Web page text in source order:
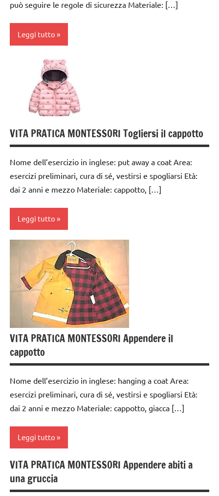
ARTICOLI
PRATICA
può seguire le regole di sicurezza Materiale: […]
Leggi tutto
DIDATTICA
TUTTI GLI
ARGOMENTI
vestirsi
VITA
PRATICA
VITA PRATICA MONTESSORI Togliersi il cappotto
Nome dell’esercizio in inglese: put away a coat Area:
esercizi preliminari, cura di sé, vestirsi e spogliarsi Età:
dai 2 anni e mezzo Materiale: cappotto, […]
Leggi tutto
anni
GUIDA
DIDATTICA
MONTESSORI
TUTTI GLI
ARGOMENTI
PER ETA'
TUTTI GLI
ARTICOLI
e
svestirsi
VITA
PRATICA
VITA PRATICA MONTESSORI Appendere il
cappotto
Nome dell’esercizio in inglese: hanging a coat Area:
esercizi preliminari, cura di sé, vestirsi e spogliarsi Età:
dai 2 anni e mezzo Materiale: cappotto, giacca […]
Leggi tutto
dai
3 ai
6
VITA PRATICA MONTESSORI Appendere abiti a
una gruccia